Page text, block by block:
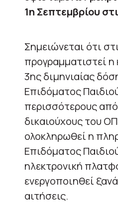
1η Σεπτεμβρίου
Σημειώνεται ότι
προγραμματιστεί
3ης διμηνιαίας
Επιδόματος
περισσότερους
δικαιούχους του
ολοκληρωθεί η
Επιδόματος
ηλεκτρονική
ενεργοποιηθεί
αιτήσεις.